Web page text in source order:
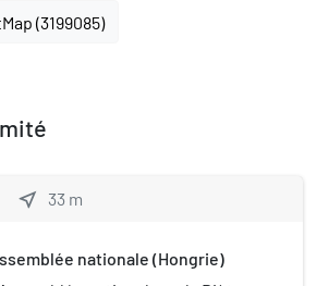
(3199085)
near_me 33 m
nationale (Hongrie)